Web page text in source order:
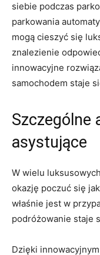
siebie podczas
parkowania
mogą cieszyć się
‌znalezienie⁣
innowacyjne
samochodem⁣ staje
Szczególne
asystujące
W wielu
okazję poczuć się
właśnie jest w
podróżowanie staje
Dzięki